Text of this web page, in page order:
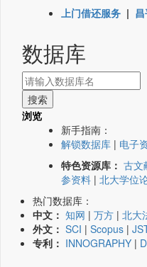
上门借还服务 |
数据库
浏览
新手指南：
解锁数据库 | 电子
特色资源库： 古文
参资料 | 北大学位
热门数据库：
中文： 知网 | 万方 | 北大
外文： SCI | Scopus |
专利： INNOGRAPHY |